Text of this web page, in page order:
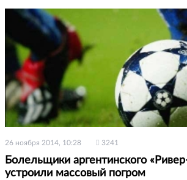
26 ноября 2014, 10:28 3241
Болельщики аргентинского
устроили массовый погром